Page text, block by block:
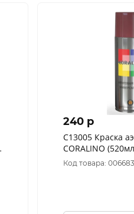
240 p
C13005 Краска
CORALINO
Красное вино
Код товара: 006683